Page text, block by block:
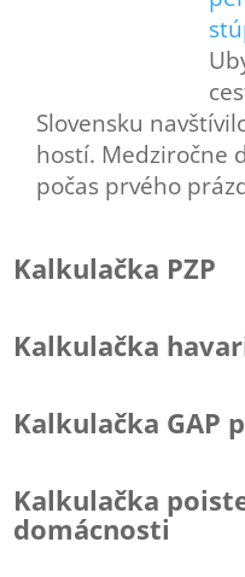
Slovensku
hostí. Medziročne
počas prvého
Kalkulačka PZP
Kalkulačka
Kalkulačka GAP
Kalkulačka
domácnosti